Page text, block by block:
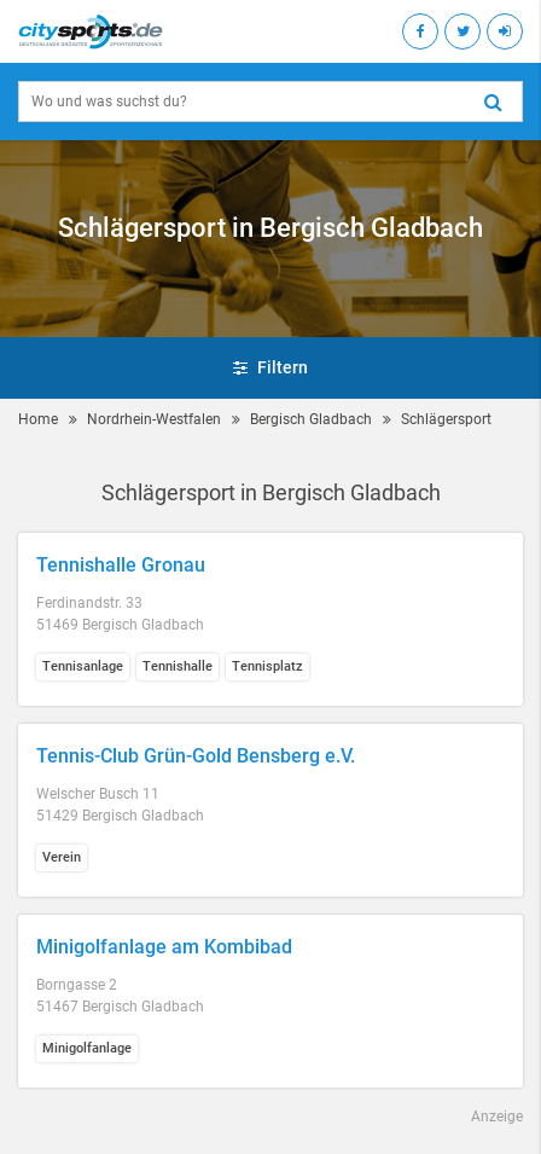
Schlägersport in Bergisch Gladbach
Filtern
Home Nordrhein-Westfalen Bergisch Gladbach Schlägersport
Schlägersport in Bergisch Gladbach
Tennishalle Gronau
Ferdinandstr. 33
51469 Bergisch Gladbach
Tennisanlage Tennishalle Tennisplatz
Tennis-Club Grün-Gold Bensberg e.V.
Welscher Busch 11
51429 Bergisch Gladbach
Verein
Minigolfanlage am Kombibad
Borngasse 2
51467 Bergisch Gladbach
Minigolfanlage
Anzeige